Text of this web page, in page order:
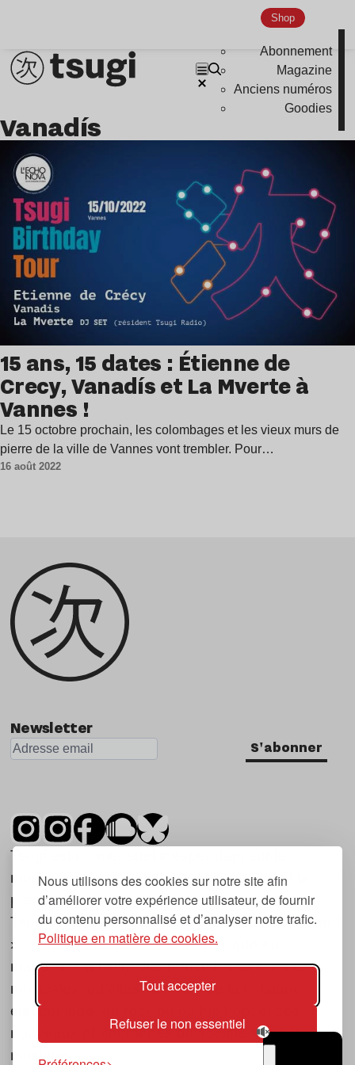
Nous utilisons des cookies sur notre site afin
d’améliorer votre expérience utilisateur, de fournir
du contenu personnalisé et d’analyser notre trafic.
Politique en matière de cookies.
Tout accepter
Refuser le non essentiel
Shop
Abonnement
Magazine
Anciens numéros
Goodies
Indie
Vanadís
15 ans, 15 dates : Étienne de
Crecy, Vanadís et La Mverte à
Vannes !
Le 15 octobre prochain, les colombages et les vieux murs de
pierre de la ville de Vannes vont trembler. Pour…
16 août 2022
Newsletter
S'abonner
Tsugi est un mensuel indépendant sur la
musique et les nouvelles tendances, dont la
première parution date de 2007.
Tsugi en japonais signifie « prochain », « suivant
», ce qui correspond à la thématique du
magazine, à l’affût des nouvelles tendances
musicales, qu’elles viennent de la musique
électronique, du rock ou du hip hop, et des
nouveaux phénomènes de société liés à la
musique.